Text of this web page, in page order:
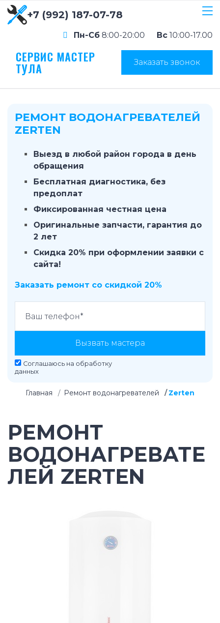
+7 (992) 187-07-78
Пн-Сб 8:00-20:00 Вс 10:00-17.00
СЕРВИС МАСТЕР
ТУЛА Заказать звонок
РЕМОНТ ВОДОНАГРЕВАТЕЛЕЙ
ZERTEN
Выезд в любой район города в день
обращения
Бесплатная диагностика, без
предоплат
Фиксированная честная цена
Оригинальные запчасти, гарантия до
2 лет
Скидка 20% при оформлении заявки с
сайта!
Заказать ремонт со скидкой 20%
Вызвать мастера
Соглашаюсь на обработку
данных
Главная Ремонт водонагревателей Zerten
РЕМОНТ
ВОДОНАГРЕВАТЕ
ЛЕЙ ZERTEN